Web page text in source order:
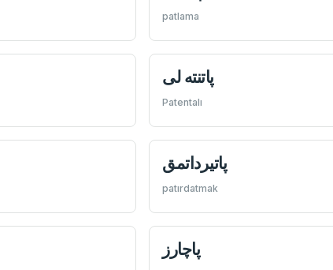
patlama
پاتنته لی
Patentalı
پاتيرداتمق
patırdatmak
پاچارز